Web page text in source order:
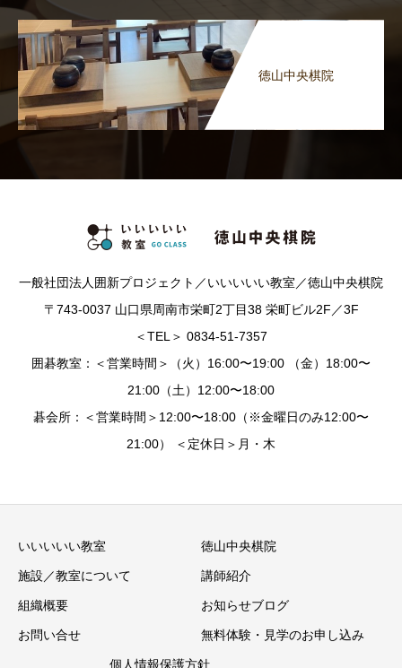
徳山中央棋院
一般社団法人囲新プロジェクト／いいいいい教室／徳山中央棋院
〒743-0037 山口県周南市栄町2丁目38 栄町ビル2F／3F
＜TEL＞ 0834-51-7357
囲碁教室：＜営業時間＞（火）16:00〜19:00 （金）18:00〜
21:00（土）12:00〜18:00
碁会所：＜営業時間＞12:00〜18:00（※金曜日のみ12:00〜
21:00） ＜定休日＞月・木
いいいいい教室 徳山中央棋院
施設／教室について 講師紹介
組織概要 お知らせブログ
お問い合せ 無料体験・見学のお申し込み
個人情報保護方針